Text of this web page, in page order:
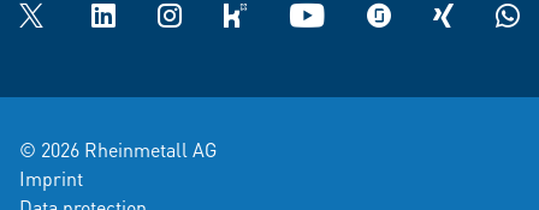
Twitter LinkedInInstagramkununu YouTube glassdoorXING
© 2026 Rheinmetall AG
Imprint